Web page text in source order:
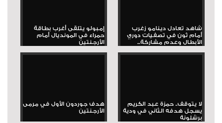
شاهد تعادل دينامو زغرب
أمام ثون في تصفيات دوري
الأبطال وعدم مشاركة...
إمبولو يتلقى أغرب بطاقة
حمراء في المونديال أمام
الأرجنتين
لا يتوقف.. حمزة عبد الكريم
يسجل هدفه الثاني في ودية
برشلونة
هدف جوردون الأول في مرمى
الأرجنتين